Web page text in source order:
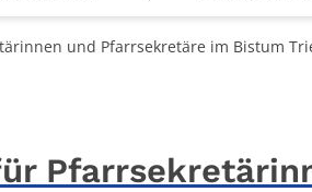
und Pfarrsekretäre im Bistum